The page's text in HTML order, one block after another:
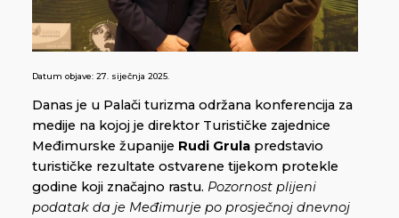
Datum objave: 27. siječnja 2025.
Danas je u Palači turizma održana konferencija za
medije na kojoj je direktor Turističke zajednice
Međimurske županije Rudi Grula predstavio
turističke rezultate ostvarene tijekom protekle
godine koji značajno rastu. Pozornost plijeni
podatak da je Međimurje po prosječnoj dnevnoj